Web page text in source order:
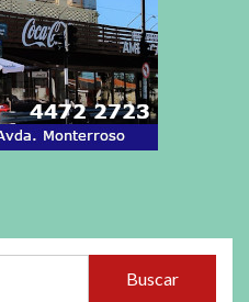
Buscar